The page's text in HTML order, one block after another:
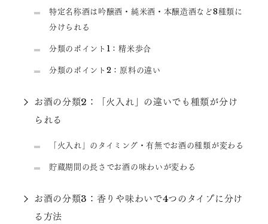
特定名称酒は吟醸酒・純米酒・本醸造酒など8種類に
分けられる
分類のポイント1：精米歩合
分類のポイント2：原料の違い
お酒の分類2：「火入れ」の違いでも種類が分け
られる
「火入れ」のタイミング・有無でお酒の種類が変わる
貯蔵期間の長さでお酒の味わいが変わる
お酒の分類3：香りや味わいで4つのタイプに分け
る方法